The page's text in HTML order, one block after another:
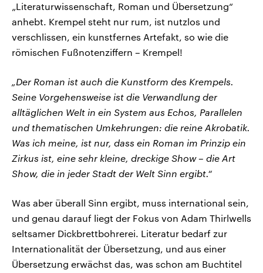
„Literaturwissenschaft, Roman und Übersetzung“
anhebt. Krempel steht nur rum, ist nutzlos und
verschlissen, ein kunstfernes Artefakt, so wie die
römischen Fußnotenziffern – Krempel!
„Der Roman ist auch die Kunstform des Krempels.
Seine Vorgehensweise ist die Verwandlung der
alltäglichen Welt in ein System aus Echos, Parallelen
und thematischen Umkehrungen: die reine Akrobatik.
Was ich meine, ist nur, dass ein Roman im Prinzip ein
Zirkus ist, eine sehr kleine, dreckige Show – die Art
Show, die in jeder Stadt der Welt Sinn ergibt.“
Was aber überall Sinn ergibt, muss international sein,
und genau darauf liegt der Fokus von Adam Thirlwells
seltsamer Dickbrettbohrerei. Literatur bedarf zur
Internationalität der Übersetzung, und aus einer
Übersetzung erwächst das, was schon am Buchtitel